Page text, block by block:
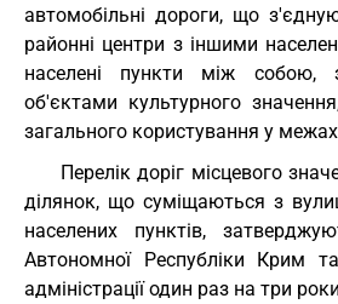
автомобільні дороги, що
районні центри з іншими
населені пункти між собою,
об'єктами культурного
загального користування у
Перелік доріг місцевого
ділянок, що суміщаються з
населених пунктів,
Автономної Республіки Крим
адміністрації один раз на три